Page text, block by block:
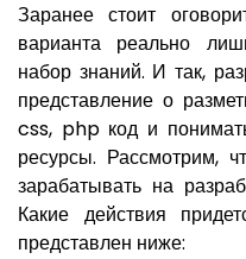
Заранее стоит
варианта реально
набор знаний. И так,
представление о
css, php код и
ресурсы. Рассмотрим,
зарабатывать на
Какие действия
представлен ниже: